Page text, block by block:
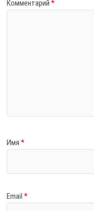
Комментарий*
Имя*
Email*